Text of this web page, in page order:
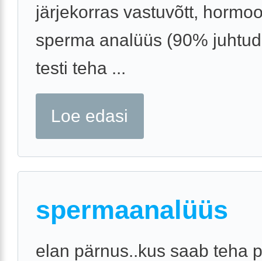
järjekorras vastuvõtt,
sperma analüüs (90%
testi teha ...
Loe edasi
spermaanalüüs
elan pärnus..kus saab teha